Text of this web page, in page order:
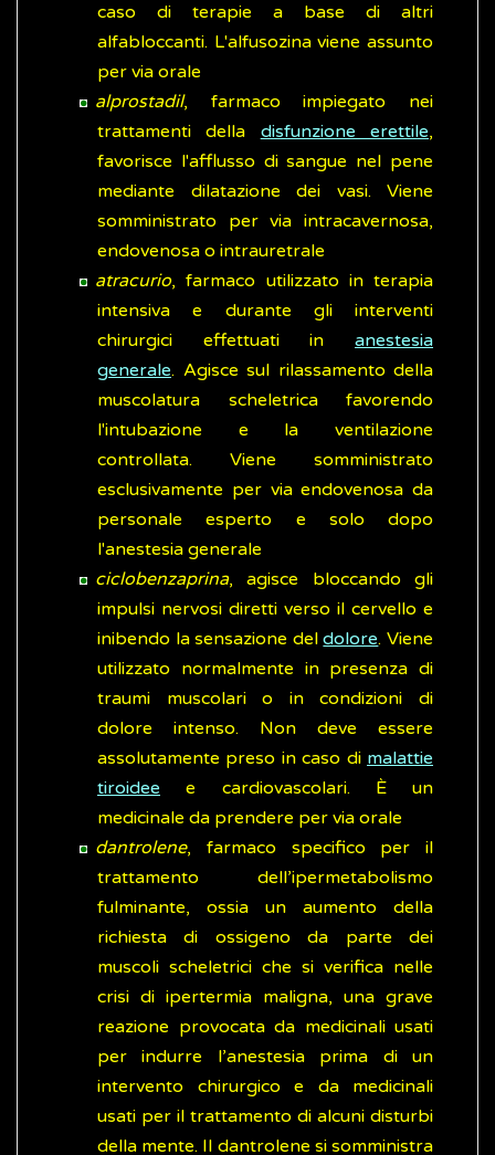
caso di terapie a base di altri
alfabloccanti. L'alfusozina viene assunto
per via orale
alprostadil, farmaco impiegato nei
trattamenti della disfunzione erettile,
favorisce l'afflusso di sangue nel pene
mediante dilatazione dei vasi. Viene
somministrato per via intracavernosa,
endovenosa o intrauretrale
atracurio, farmaco utilizzato in terapia
intensiva e durante gli interventi
chirurgici effettuati in anestesia
generale. Agisce sul rilassamento della
muscolatura scheletrica favorendo
l'intubazione e la ventilazione
controllata. Viene somministrato
esclusivamente per via endovenosa da
personale esperto e solo dopo
l'anestesia generale
ciclobenzaprina, agisce bloccando gli
impulsi nervosi diretti verso il cervello e
inibendo la sensazione deldolore. Viene
utilizzato normalmente in presenza di
traumi muscolari o in condizioni di
dolore intenso. Non deve essere
assolutamente preso in caso di malattie
tiroidee e cardiovascolari. È un
medicinale da prendere per via orale
dantrolene, farmaco specifico per il
trattamento dell’ipermetabolismo
fulminante, ossia un aumento della
richiesta di ossigeno da parte dei
muscoli scheletrici che si verifica nelle
crisi di ipertermia maligna, una grave
reazione provocata da medicinali usati
per indurre l’anestesia prima di un
intervento chirurgico e da medicinali
usati per il trattamento di alcuni disturbi
della mente. Il dantrolene si somministra